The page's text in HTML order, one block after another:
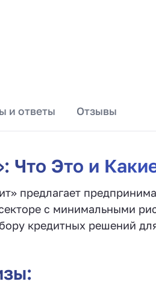
и ответы Отзывы
Что Это и
предлагает
с минимальными
кредитных решений